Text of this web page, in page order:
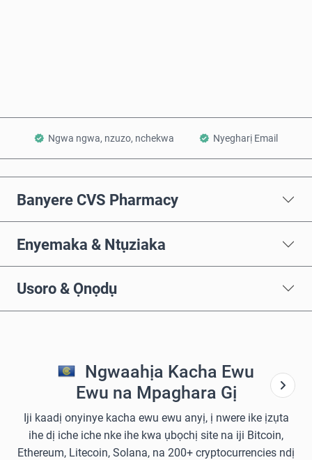
Ngwa ngwa, nzuzo, nchekwa Nyegharị Email
Banyere CVS Pharmacy
Enyemaka & Ntụziaka
Usoro & Ọnọdụ
Ngwaahịa Kacha Ewu
Ewu na Mpaghara Gị
Iji kaadị onyinye kacha ewu ewu anyị, ị nwere ike ịzụta
ihe dị iche iche nke ihe kwa ụbọchị site na iji Bitcoin,
Ethereum, Litecoin, Solana, na 200+ cryptocurrencies ndị